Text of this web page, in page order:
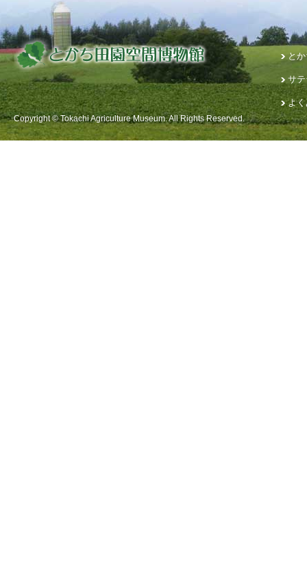
と
サ
よ
Copyright © Tokachi Agriculture Museum. All Rights Reserved.